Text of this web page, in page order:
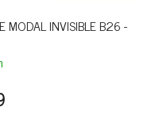
MODAL INVISIBLE B26 -